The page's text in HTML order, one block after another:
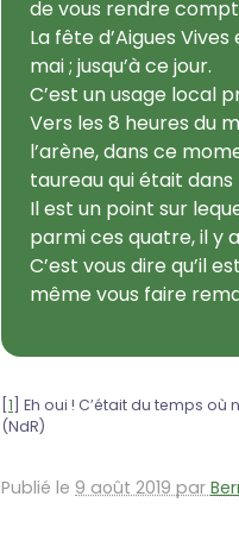
de vous rendre
La fête d’Aigues
mai ; jusqu’à ce jour.
C’est un usage local
Vers les 8 heures du
l’arène, dans ce
taureau qui était dans
Il est un point sur
parmi ces quatre, il y
C’est vous dire qu’il
même vous faire
1 Eh oui ! C’était du temps
(NdR)
Publié le 9 août 2019 par